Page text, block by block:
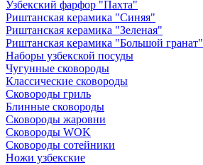
Узбекский фарфор "Пахта"
Риштанская керамика "Синяя"
Риштанская керамика "Зеленая"
Риштанская керамика "Большой гранат"
Наборы узбекской посуды
Чугунные сковороды
Классические сковороды
Сковороды гриль
Блинные сковороды
Сковороды жаровни
Сковороды WOK
Сковороды сотейники
Ножи узбекские